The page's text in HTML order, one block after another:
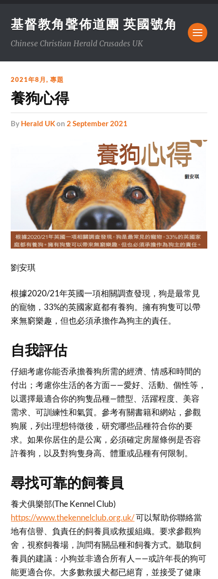
基督教角聲佈道團 英國號角
Chinese Christian Herald Crusades UK
2021年8月,專題
養狗心得
by Herald UKon 2 September 2021
劉安琪
根據2020/21年英國一項相關調查發現，狗是最常見
的寵物，33%的英國家庭都有養狗。擁有狗隻可以帶
來無窮樂趣，但也必須承擔作為狗主的責任。
自我評估
仔細考慮你能否承擔養狗所需的經濟、情感和時間的
付出；考慮你生活的各方面——愛好、活動、個性等，
以選擇最適合你的狗隻品種—體型、活躍程度、美容
需求、可訓練性和氣質。參考有關書籍和網站，參觀
狗展，列出理想特徵後，研究哪些品種符合你的要
求。如果你居住的是公寓，必須確定房屋條例是否容
許養狗，以及對狗隻身高、體重或品種有何限制。
尋找可靠的飼養員
養犬俱樂部(The Kennel Club)
https://www.thekennelclub.org.uk/可以幫助你聯絡當
地有信譽、負責任的飼養員或救援組織。要求參觀狗
舍，視察飼養場，詢問有關品種和飼養方式。聽取飼
養員的建議：小狗並非適合所有人——或許年長的狗可
能更適合你。大多數救援犬都已絕育，並接受了健康